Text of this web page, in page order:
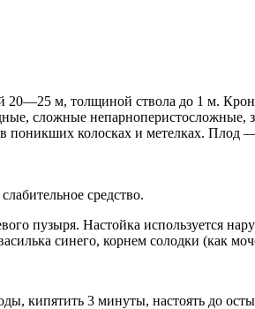
м, толщиной ствола до 1 м.
сложные непарноперистосложные,
колосках и метелках. Плод —
средство.
пузыря. Настойка используется
синего, корнем солодки (как
кипятить 3 минуты, настоять до